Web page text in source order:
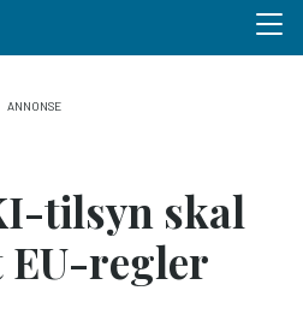
Menu
tilsyn skal
EU-regler